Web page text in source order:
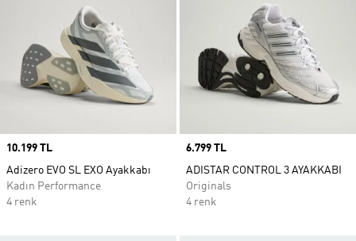
Price
10.199 TL
Adizero EVO SL EXO Ayakkabı
Kadın Performance
4 renk
Price
6.799 TL
ADISTAR CONTROL 3 AYAKKABI
Originals
4 renk